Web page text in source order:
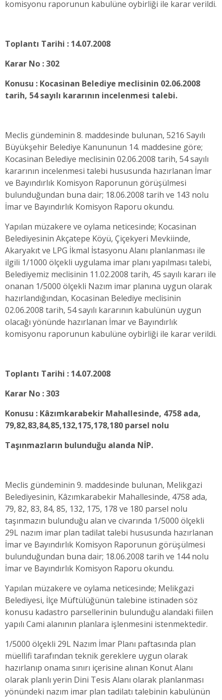
komisyonu raporunun kabulüne oybirliği ile karar verildi.
Toplantı Tarihi : 14.07.2008
Karar No : 302
Konusu : Kocasinan Belediye meclisinin 02.06.2008
tarih, 54 sayılı kararının incelenmesi talebi.
Meclis gündeminin 8. maddesinde bulunan, 5216 Sayılı
Büyükşehir Belediye Kanununun 14. maddesine göre;
Kocasinan Belediye meclisinin 02.06.2008 tarih, 54 sayılı
kararının incelenmesi talebi hususunda hazırlanan İmar
ve Bayındırlık Komisyon Raporunun görüşülmesi
bulunduğundan buna dair; 18.06.2008 tarih ve 143 nolu
İmar ve Bayındırlık Komisyon Raporu okundu.
Yapılan müzakere ve oylama neticesinde; Kocasinan
Belediyesinin Akçatepe Köyü, Çiçekyeri Mevkiinde,
Akaryakıt ve LPG İkmal İstasyonu Alanı planlanması ile
ilgili 1/1000 ölçekli uygulama imar planı yapılması talebi,
Belediyemiz meclisinin 11.02.2008 tarih, 45 sayılı kararı ile
onanan 1/5000 ölçekli Nazım imar planına uygun olarak
hazırlandığından, Kocasinan Belediye meclisinin
02.06.2008 tarih, 54 sayılı kararının kabulünün uygun
olacağı yönünde hazırlanan İmar ve Bayındırlık
komisyonu raporunun kabulüne oybirliği ile karar verildi.
Toplantı Tarihi : 14.07.2008
Karar No : 303
Konusu : Kâzımkarabekir Mahallesinde, 4758 ada,
79,82,83,84,85,132,175,178,180 parsel nolu
Taşınmazların bulunduğu alanda NİP.
Meclis gündeminin 9. maddesinde bulunan, Melikgazi
Belediyesinin, Kâzımkarabekir Mahallesinde, 4758 ada,
79, 82, 83, 84, 85, 132, 175, 178 ve 180 parsel nolu
taşınmazın bulunduğu alan ve civarında 1/5000 ölçekli
29L nazım imar plan tadilat talebi hususunda hazırlanan
İmar ve Bayındırlık Komisyon Raporunun görüşülmesi
bulunduğundan buna dair; 18.06.2008 tarih ve 144 nolu
İmar ve Bayındırlık Komisyon Raporu okundu.
Yapılan müzakere ve oylama neticesinde; Melikgazi
Belediyesi, İlçe Müftülüğünün talebine istinaden söz
konusu kadastro parsellerinin bulunduğu alandaki fiilen
yapılı Cami alanının planlara işlenmesini istenmektedir.
1/5000 ölçekli 29L Nazım İmar Planı paftasında plan
müellifi tarafından teknik gereklere uygun olarak
hazırlanıp onama sınırı içerisine alınan Konut Alanı
olarak planlı yerin Dini Tesis Alanı olarak planlanması
yönündeki nazım imar plan tadilatı talebinin kabulünün